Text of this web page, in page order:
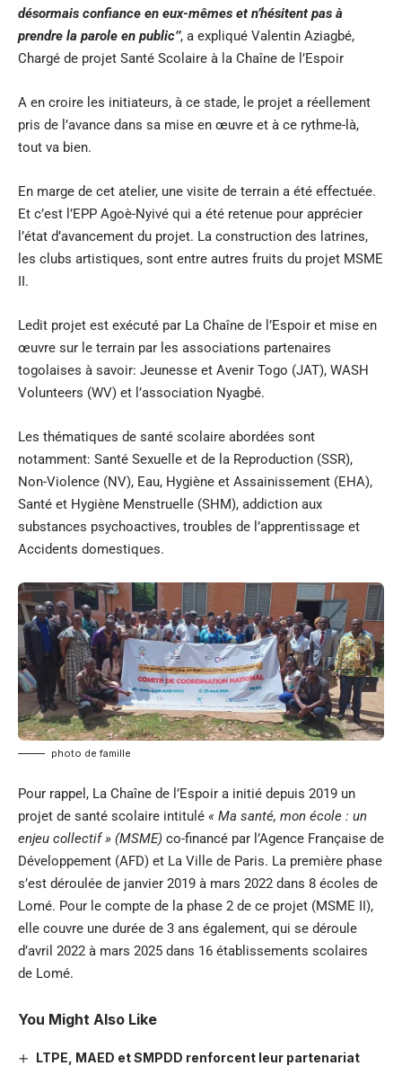
désormais confiance en eux-mêmes et n’hésitent pas à
prendre la parole en public’’, a expliqué Valentin Aziagbé,
Chargé de projet Santé Scolaire à la Chaîne de l’Espoir
A en croire les initiateurs, à ce stade, le projet a réellement
pris de l’avance dans sa mise en œuvre et à ce rythme-là,
tout va bien.
En marge de cet atelier, une visite de terrain a été effectuée.
Et c’est l’EPP Agoè-Nyivé qui a été retenue pour apprécier
l’état d’avancement du projet. La construction des latrines,
les clubs artistiques, sont entre autres fruits du projet MSME
II.
Ledit projet est exécuté par La Chaîne de l’Espoir et mise en
œuvre sur le terrain par les associations partenaires
togolaises à savoir: Jeunesse et Avenir Togo (JAT), WASH
Volunteers (WV) et l’association Nyagbé.
Les thématiques de santé scolaire abordées sont
notamment: Santé Sexuelle et de la Reproduction (SSR),
Non-Violence (NV), Eau, Hygiène et Assainissement (EHA),
Santé et Hygiène Menstruelle (SHM), addiction aux
substances psychoactives, troubles de l’apprentissage et
Accidents domestiques.
photo de famille
Pour rappel, La Chaîne de l’Espoir a initié depuis 2019 un
projet de santé scolaire intitulé « Ma santé, mon école : un
enjeu collectif » (MSME) co-financé par l’Agence Française de
Développement (AFD) et La Ville de Paris. La première phase
s’est déroulée de janvier 2019 à mars 2022 dans 8 écoles de
Lomé. Pour le compte de la phase 2 de ce projet (MSME II),
elle couvre une durée de 3 ans également, qui se déroule
d’avril 2022 à mars 2025 dans 16 établissements scolaires
de Lomé.
You Might Also Like
LTPE, MAED et SMPDD renforcent leur partenariat